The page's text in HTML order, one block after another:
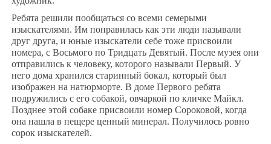
Ребята решили пообщаться со всеми семерыми
изыскателями. Им понравилась как эти люди называли
друг друга, и юные изыскатели себе тоже присвоили
номера, с Восьмого по Тридцать Девятый. После музея они
отправились к человеку, которого называли Первый. У
него дома хранился старинный бокал, который был
изображен на натюрморте. В доме Первого ребята
подружились с его собакой, овчаркой по кличке Майкл.
Позднее этой собаке присвоили номер Сороковой, когда
она нашла в пещере ценный минерал. Получилось ровно
сорок изыскателей.